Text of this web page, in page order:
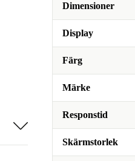
Dimensioner
Display
Färg
Märke
Responstid
Skärmstorlek